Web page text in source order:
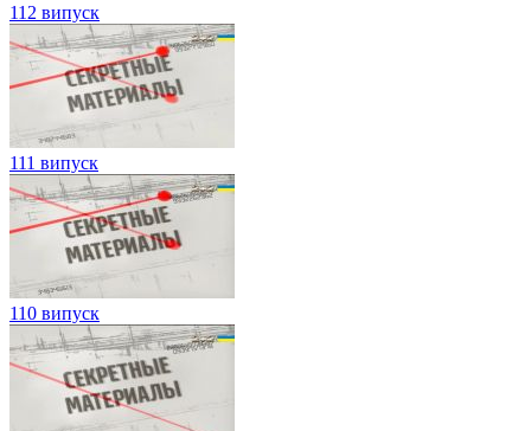
112 випуск
111 випуск
110 випуск